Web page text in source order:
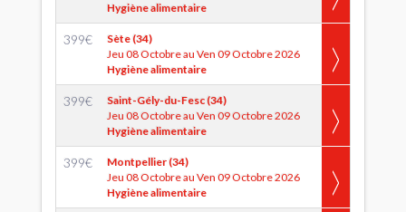
Hygiène alimentaire
399€
Sète (34)
Jeu 08 Octobre au Ven 09 Octobre 2026
Hygiène alimentaire
399€
Saint-Gély-du-Fesc (34)
Jeu 08 Octobre au Ven 09 Octobre 2026
Hygiène alimentaire
399€
Montpellier (34)
Jeu 08 Octobre au Ven 09 Octobre 2026
Hygiène alimentaire